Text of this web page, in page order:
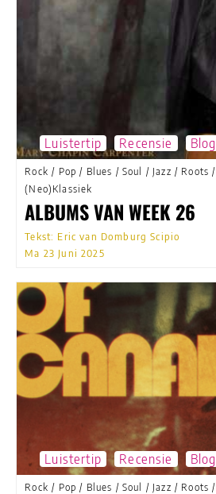
Luistertip Recensie Blog
Rock / Pop / Blues / Soul / Jazz / Roots /
(Neo)Klassiek
ALBUMS VAN WEEK 26
Tekst: Eric van Domburg Scipio
Ma 23 Juni 2025
Luistertip Recensie Blog
Rock / Pop / Blues / Soul / Jazz / Roots /